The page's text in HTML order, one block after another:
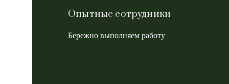
Опытные сотрудники
Бережно выполняем работу